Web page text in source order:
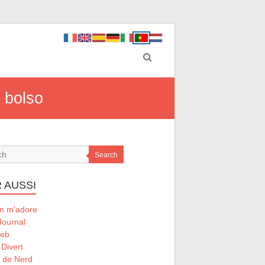
Search
AUSSI
m'adore
de Nerd